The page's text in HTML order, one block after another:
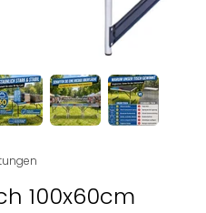
100x60cm